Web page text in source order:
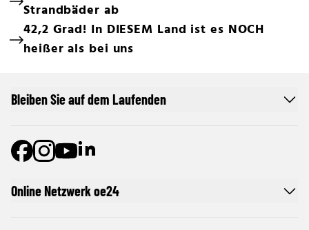
Strandbäder ab
42,2 Grad! In DIESEM Land ist es NOCH
heißer als bei uns
Online Netzwerk oe24
Bleiben Sie auf dem Laufenden